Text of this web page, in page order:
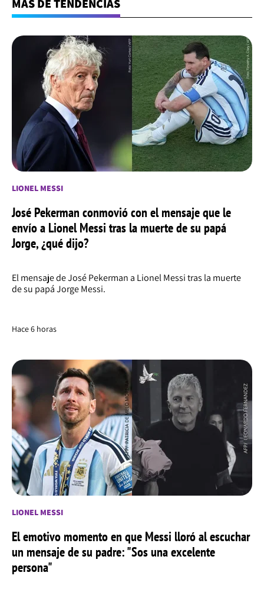
MÁS DE TENDENCIAS
LIONEL MESSI
José Pekerman conmovió con el mensaje que le
envío a Lionel Messi tras la muerte de su papá
Jorge, ¿qué dijo?
El mensaje de José Pekerman a Lionel Messi tras la muerte
de su papá Jorge Messi.
Hace 6 horas
LIONEL MESSI
El emotivo momento en que Messi lloró al escuchar
un mensaje de su padre: "Sos una excelente
persona"